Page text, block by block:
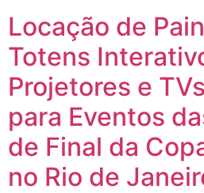
Locação de
Totens
Projetores e
para Eventos
de Final da
no Rio de